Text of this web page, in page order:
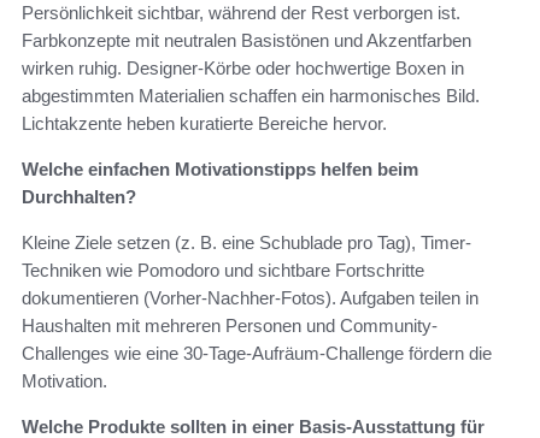
Persönlichkeit sichtbar, während der Rest verborgen ist.
Farbkonzepte mit neutralen Basistönen und Akzentfarben
wirken ruhig. Designer-Körbe oder hochwertige Boxen in
abgestimmten Materialien schaffen ein harmonisches Bild.
Lichtakzente heben kuratierte Bereiche hervor.
Welche einfachen Motivationstipps helfen beim
Durchhalten?
Kleine Ziele setzen (z. B. eine Schublade pro Tag), Timer-
Techniken wie Pomodoro und sichtbare Fortschritte
dokumentieren (Vorher-Nachher-Fotos). Aufgaben teilen in
Haushalten mit mehreren Personen und Community-
Challenges wie eine 30-Tage-Aufräum-Challenge fördern die
Motivation.
Welche Produkte sollten in einer Basis-Ausstattung für